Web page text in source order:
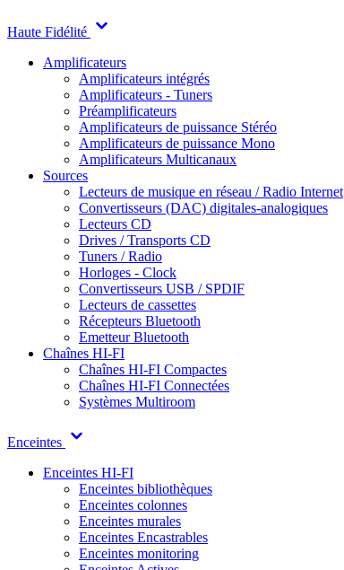
Haute Fidélité
Amplificateurs
Amplificateurs intégrés
Amplificateurs - Tuners
Préamplificateurs
Amplificateurs de puissance Stéréo
Amplificateurs de puissance Mono
Amplificateurs Multicanaux
Sources
Lecteurs de musique en réseau / Radio Internet
Convertisseurs (DAC) digitales-analogiques
Lecteurs CD
Drives / Transports CD
Tuners / Radio
Horloges - Clock
Convertisseurs USB / SPDIF
Lecteurs de cassettes
Récepteurs Bluetooth
Emetteur Bluetooth
Chaînes HI-FI
Chaînes HI-FI Compactes
Chaînes HI-FI Connectées
Systèmes Multiroom
Enceintes
Enceintes HI-FI
Enceintes bibliothèques
Enceintes colonnes
Enceintes murales
Enceintes Encastrables
Enceintes monitoring